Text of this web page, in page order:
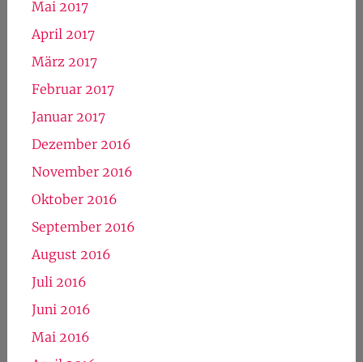
Archiv
Januar 2022
März 2019
Januar 2019
März 2018
Mai 2017
April 2017
März 2017
Februar 2017
Januar 2017
Dezember 2016